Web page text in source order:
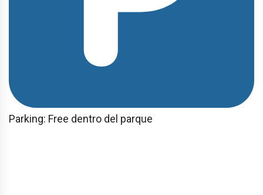
Parking: Free dentro del parque